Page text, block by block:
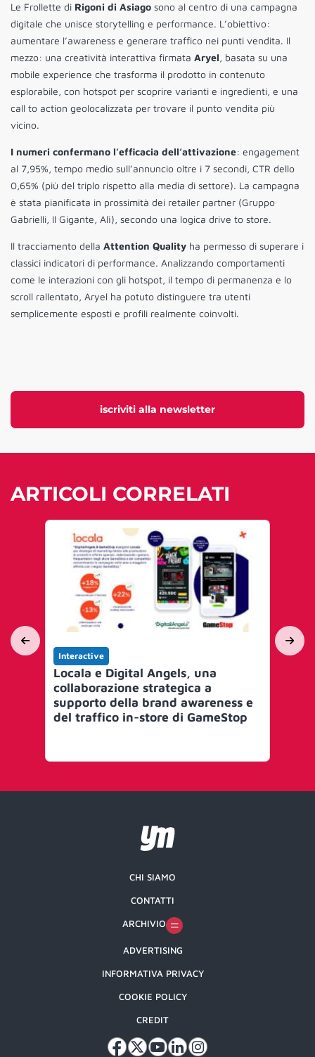
iscriviti alla newsletter
Le Frollette di Rigoni di Asiago sono al centro di una campagna
digitale che unisce storytelling e performance. L’obiettivo:
aumentare l’awareness e generare traffico nei punti vendita. Il
mezzo: una creatività interattiva firmata Aryel, basata su una
mobile experience che trasforma il prodotto in contenuto
esplorabile, con hotspot per scoprire varianti e ingredienti, e una
call to action geolocalizzata per trovare il punto vendita più
vicino.
I numeri confermano l’efficacia dell’attivazione: engagement
al 7,95%, tempo medio sull’annuncio oltre i 7 secondi, CTR dello
0,65% (più del triplo rispetto alla media di settore). La campagna
è stata pianificata in prossimità dei retailer partner (Gruppo
Gabrielli, Il Gigante, Alì), secondo una logica drive to store.
Il tracciamento della Attention Quality ha permesso di superare i
classici indicatori di performance. Analizzando comportamenti
come le interazioni con gli hotspot, il tempo di permanenza e lo
scroll rallentato, Aryel ha potuto distinguere tra utenti
semplicemente esposti e profili realmente coinvolti.
ARTICOLI CORRELATI
Interactive
Locala e Digital Angels, una
collaborazione strategica a
supporto della brand awareness e
del traffico in-store di GameStop
CHI SIAMO
CONTATTI
ARCHIVIO
ADVERTISING
INFORMATIVA PRIVACY
COOKIE POLICY
CREDIT